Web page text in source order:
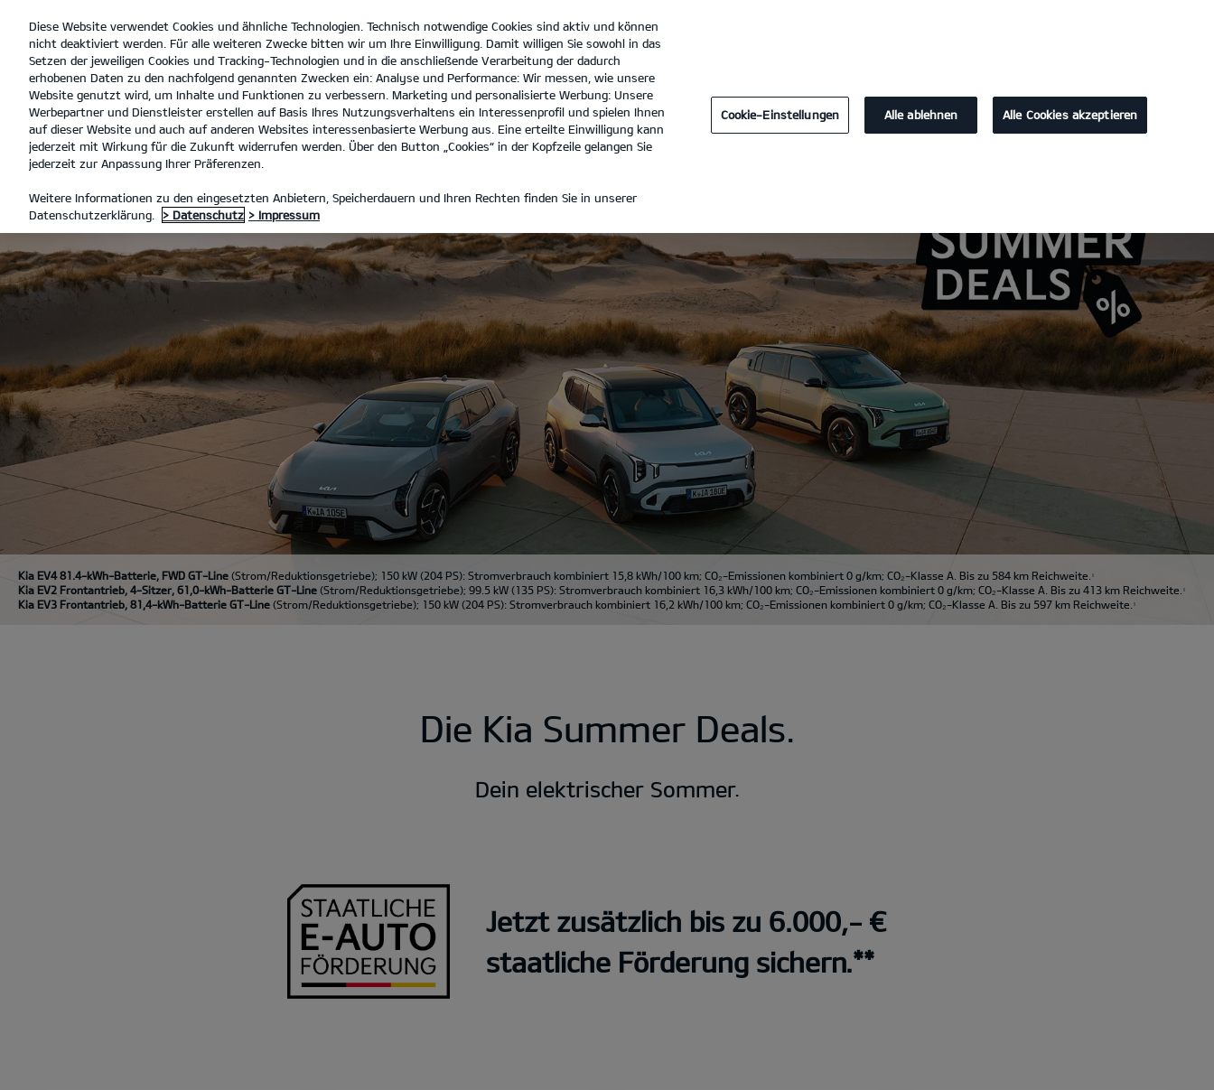
open
menu
Autohaus Schultheiß GmbH Tel. :
Kia EV4 81.4-kWh-Batterie, FWD GT-Line (Strom/Reduktionsgetriebe); 150 kW (204 PS): Stromverbrauch kombiniert 15,8 kWh/100 km; CO₂-Emissionen kombiniert 0 g/km; CO₂-Klasse A. Bis zu 584 km Reichweite. 1
Kia EV2 Frontantrieb, 4-Sitzer, 61,0-kWh-Batterie GT-Line (Strom/Reduktionsgetriebe); 99.5 kW (135 PS): Stromverbrauch kombiniert 16,3 kWh/100 km; CO₂-Emissionen kombiniert 0 g/km; CO₂-Klasse A. Bis zu 413 km Reichweite. 1
Kia EV3 Frontantrieb, 81,4-kWh-Batterie GT-Line (Strom/Reduktionsgetriebe); 150 kW (204 PS): Stromverbrauch kombiniert 16,2 kWh/100 km; CO₂-Emissionen kombiniert 0 g/km; CO₂-Klasse A. Bis zu 597 km Reichweite. 1
Die Kia Summer Deals.
Dein elektrischer Sommer.
Jetzt zusätzlich bis zu 6.000,- €
staatliche Förderung sichern.**
Diese Website verwendet Cookies und ähnliche Technologien. Technisch notwendige Cookies sind aktiv und können
nicht deaktiviert werden. Für alle weiteren Zwecke bitten wir um Ihre Einwilligung. Damit willigen Sie sowohl in das
Setzen der jeweiligen Cookies und Tracking-Technologien und in die anschließende Verarbeitung der dadurch
erhobenen Daten zu den nachfolgend genannten Zwecken ein: Analyse und Performance: Wir messen, wie unsere
Website genutzt wird, um Inhalte und Funktionen zu verbessern. Marketing und personalisierte Werbung: Unsere
Werbepartner und Dienstleister erstellen auf Basis Ihres Nutzungsverhaltens ein Interessenprofil und spielen Ihnen
auf dieser Website und auch auf anderen Websites interessenbasierte Werbung aus. Eine erteilte Einwilligung kann
jederzeit mit Wirkung für die Zukunft widerrufen werden. Über den Button „Cookies“ in der Kopfzeile gelangen Sie
jederzeit zur Anpassung Ihrer Präferenzen.
Weitere Informationen zu den eingesetzten Anbietern, Speicherdauern und Ihren Rechten finden Sie in unserer
Datenschutzerklärung.
> Datenschutz > Impressum
Cookie-Einstellungen Alle ablehnen Alle Cookies akzeptieren